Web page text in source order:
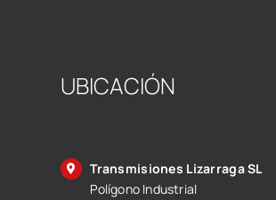
UBICACIÓN
Transmisiones Lizarraga SL
Polígono Industrial